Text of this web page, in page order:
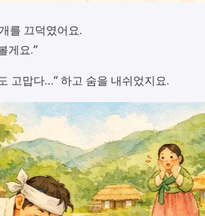
를 끄덕였어요.
게요.”
고맙다…” 하고 숨을 내쉬었지요.